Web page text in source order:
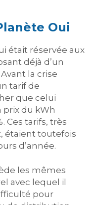
Oui
était réservée aux
déjà d’un
la crise
tarif de
que celui
prix du kWh
Ces tarifs, très
étaient toutefois
d’année.
les mêmes
avec lequel il
pour